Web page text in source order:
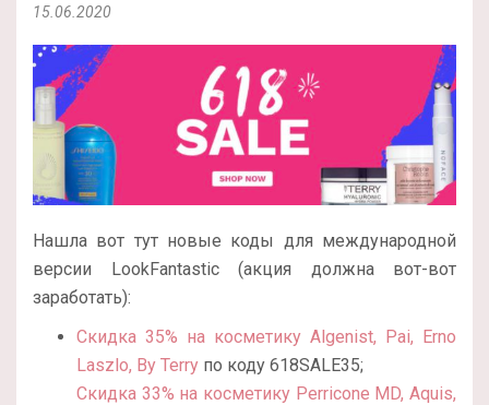
15.06.2020
Нашла вот тут новые коды для международной
версии LookFantastic (акция должна вот-вот
заработать):
Скидка 35% на косметику Algenist, Pai, Erno
Laszlo, By Terry по коду 618SALE35;
Скидка 33% на косметику Perricone MD, Aquis,